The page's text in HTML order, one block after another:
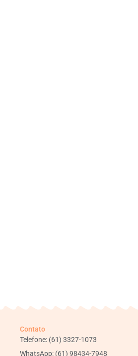
Contato
Telefone: (61) 3327-1073
WhatsApp: (61) 98434-7948